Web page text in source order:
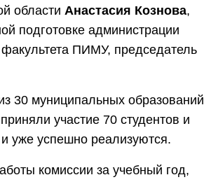
области Анастасия Кознова,
подготовке администрации
факультета ПИМУ, председатель
30 муниципальных образований
участие 70 студентов и
уже успешно реализуются.
комиссии за учебный год,